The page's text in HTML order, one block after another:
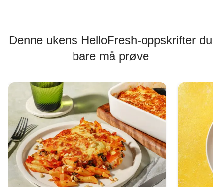
Denne ukens HelloFresh-oppskrifter du
bare må prøve